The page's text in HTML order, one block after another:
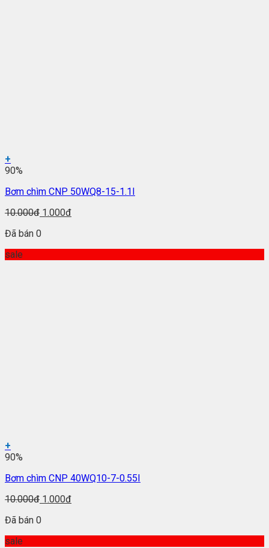
+
90%
Bơm chìm CNP 50WQ8-15-1.1I
10.000đ 1.000đ
Đã bán 0
sale
+
90%
Bơm chìm CNP 40WQ10-7-0.55I
10.000đ 1.000đ
Đã bán 0
sale